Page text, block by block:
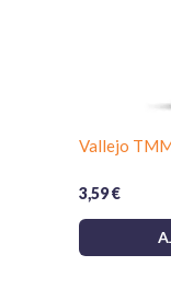
Vallejo
3,59€